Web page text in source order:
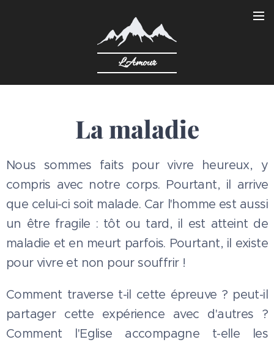
L'Amour
La maladie
Nous sommes faits pour vivre heureux, y
compris avec notre corps. Pourtant, il arrive
que celui-ci soit malade. Car l'homme est aussi
un être fragile : tôt ou tard, il est atteint de
maladie et en meurt parfois. Pourtant, il existe
pour vivre et non pour souffrir !
Comment traverse t-il cette épreuve ? peut-il
partager cette expérience avec d'autres ?
Comment l'Eglise accompagne t-elle les